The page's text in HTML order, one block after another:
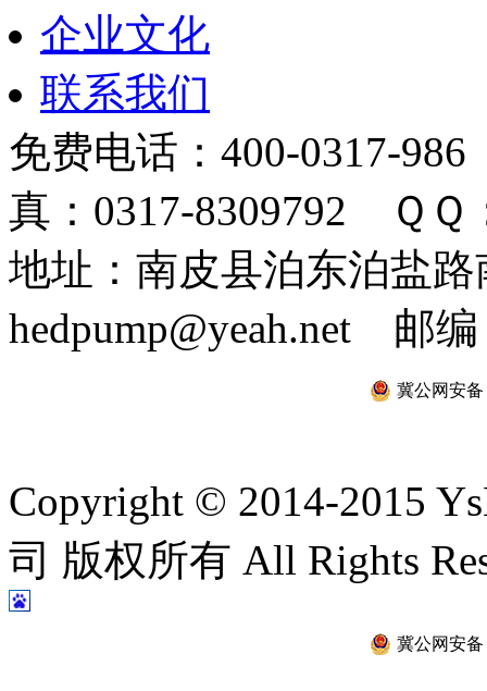
企业文化
联系我们
免费电话：400-0317-
真：0317-8309792 ＱＱ
地址：南皮县泊东泊盐
hedpump@yeah.net 邮编
冀公网安备
Copyright © 2014-2015
司 版权所有 All Rights
冀公网安备